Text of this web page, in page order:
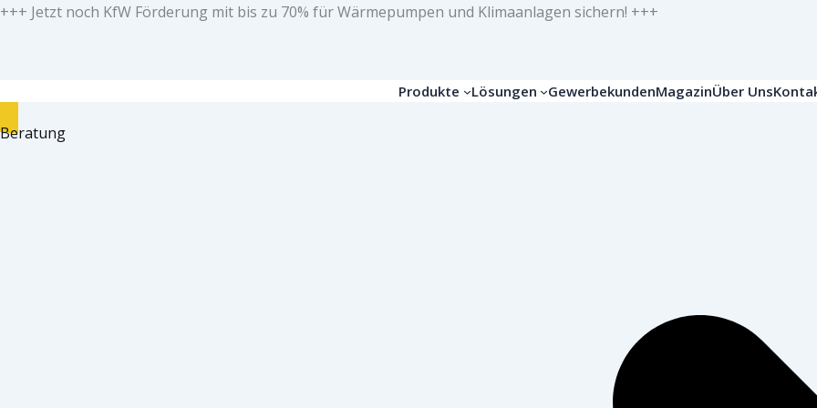
Zum
+++ Jetzt noch KfW Förderung mit bis zu 70% für Wärmepumpen und Klimaanlagen sichern! +++
Produkte Lösungen GewerbekundenMagazinÜber Uns
Beratung